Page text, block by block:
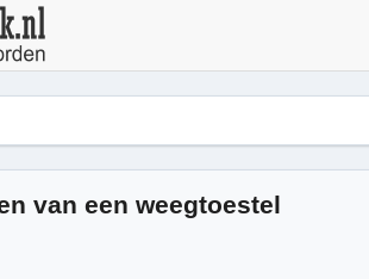
van een weegtoestel